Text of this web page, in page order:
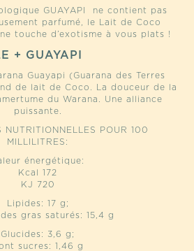
GUAYAPI ne contient pas
parfumé, le Lait de Coco
touche d’exotisme à vous plats !
+ GUAYAPI
Guayapi (Guarana des Terres
de lait de Coco. La douceur de la
du Warana. Une alliance
puissante.
NUTRITIONNELLES POUR 100
MILLILITRES:
énergétique:
Kcal 172
KJ 720
Lipides: 17 g;
gras saturés: 15,4 g
Glucides: 3,6 g;
sucres: 1,46 g